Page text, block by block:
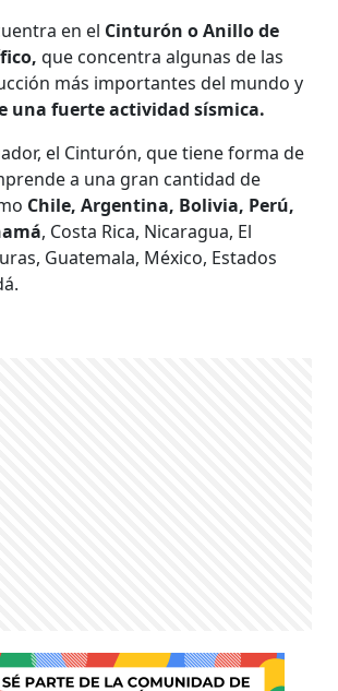
en el Cinturón o Anillo de
que concentra algunas de las
más importantes del mundo y
una fuerte actividad sísmica.
el Cinturón, que tiene forma de
a una gran cantidad de
Chile, Argentina, Bolivia, Perú,
, Costa Rica, Nicaragua, El
Guatemala, México, Estados